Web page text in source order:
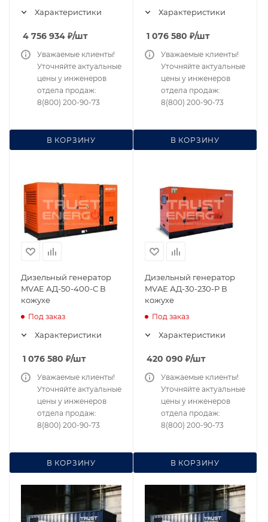
Характеристики
4 756 934 ₽/шт
В КОРЗИНУ
Уважаемые клиенты!
Уточняйте актуальные
цены у инженеров
отдела продаж:
8(800) 200-90-73
Характеристики
1 076 580 ₽/шт
В КОРЗИНУ
Уважаемые клиенты!
Уточняйте актуальные
цены у инженеров
отдела продаж:
8(800) 200-90-73
Дизельный генератор
MVAE АД-50-400-С В
кожухе
Под заказ
Характеристики
1 076 580 ₽/шт
В КОРЗИНУ
Уважаемые клиенты!
Уточняйте актуальные
цены у инженеров
отдела продаж:
8(800) 200-90-73
Дизельный генератор
MVAE АД-30-230-Р В
кожухе
Под заказ
Характеристики
420 090 ₽/шт
В КОРЗИНУ
Уважаемые клиенты!
Уточняйте актуальные
цены у инженеров
отдела продаж:
8(800) 200-90-73